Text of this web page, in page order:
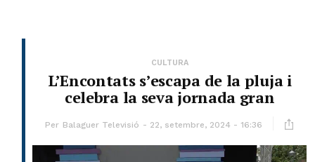
CULTURA
L’Encontats s’escapa de la pluja i
celebra la seva jornada gran
Per Balaguer Televisió 22, setembre, 2024 - 16:36